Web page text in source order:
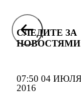
07:50 04 ИЮЛЯ
2016
СЛЕДИТЕ ЗА